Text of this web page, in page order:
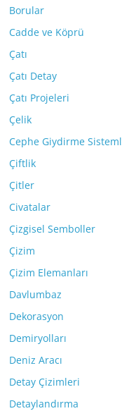
Borular
Cadde ve Köprü
Çatı
Çatı Detay
Çatı Projeleri
Çelik
Cephe Giydirme
Çiftlik
Çitler
Civatalar
Çizgisel Semboller
Çizim
Çizim Elemanları
Davlumbaz
Dekorasyon
Demiryolları
Deniz Aracı
Detay Çizimleri
Detaylandırma